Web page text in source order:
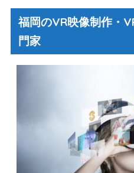
福岡のVR映像制作・
門家